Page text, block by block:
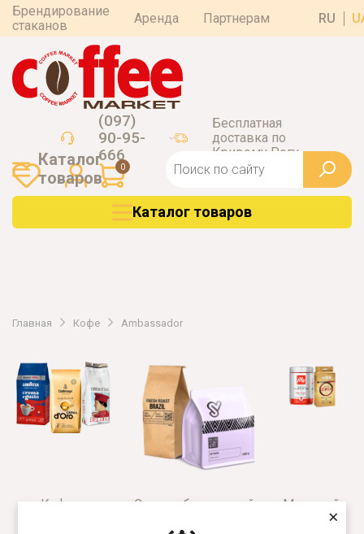
×
Брендирование
стаканов
Аренда Партнерам RU
(097)
90-95-
666
Бесплатная
доставка по
Кривому Рогу
0
Каталог
товаров
Каталог товаров
Главная Кофе Ambassador
Кофе в
Свежеобжаренный
Молотый